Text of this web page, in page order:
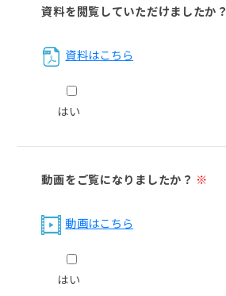
資料を閲覧していただけましたか？
資料はこちら
はい
動画をご覧になりましたか？ ※
動画はこちら
はい